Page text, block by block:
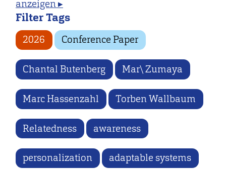
anzeigen ▸
Filter Tags
2026 Conference Paper
Chantal Butenberg Mar\ Zumaya
Marc Hassenzahl Torben Wallbaum
Relatedness awareness
personalization adaptable systems